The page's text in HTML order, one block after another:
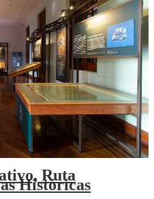
Ruta
Históricas